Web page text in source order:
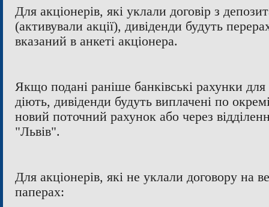
Для акціонерів, які уклали договір з
(активували акції), дивіденди будуть
вказаний в анкеті акціонера.
Якщо подані раніше банківські рахунки
діють, дивіденди будуть виплачені по
новий поточний рахунок або через
"Львів".
Для акціонерів, які не уклали договору на
паперах: